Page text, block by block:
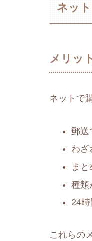
ネッ
メリッ
ネットで
郵送
わざ
ま
種類
24
これらの